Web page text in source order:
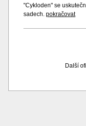
"Cykloden" se
sadech.pokračovat
Další